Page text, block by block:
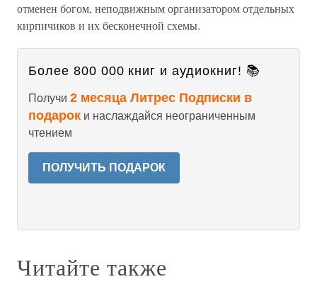
отменен богом, неподвижным организатором отдельных
кирпичиков и их бесконечной схемы.
Более 800 000 книг и аудиокниг! 📚
Получи 2 месяца Литрес Подписки в
подарок и наслаждайся неограниченным
чтением
ПОЛУЧИТЬ ПОДАРОК
Читайте также